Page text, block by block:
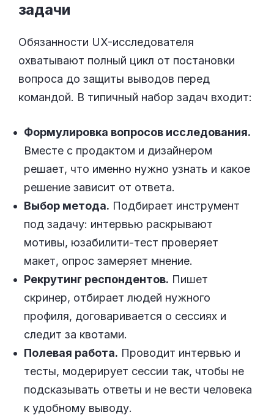
задачи
Обязанности UX-исследователя
охватывают полный цикл от постановки
вопроса до защиты выводов перед
командой. В типичный набор задач входит:
Формулировка вопросов исследования.
Вместе с продактом и дизайнером
решает, что именно нужно узнать и какое
решение зависит от ответа.
Выбор метода. Подбирает инструмент
под задачу: интервью раскрывают
мотивы, юзабилити-тест проверяет
макет, опрос замеряет мнение.
Рекрутинг респондентов. Пишет
скринер, отбирает людей нужного
профиля, договаривается о сессиях и
следит за квотами.
Полевая работа. Проводит интервью и
тесты, модерирует сессии так, чтобы не
подсказывать ответы и не вести человека
к удобному выводу.